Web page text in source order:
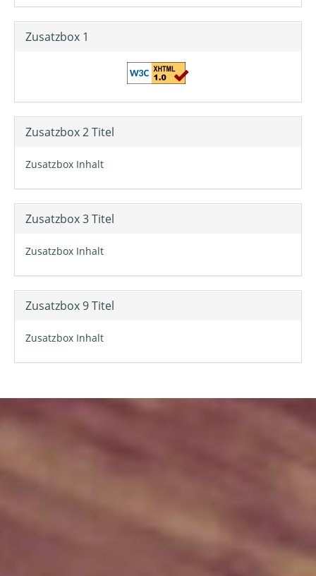
Zusatzbox 1
Zusatzbox 2 Titel
Zusatzbox Inhalt
Zusatzbox 3 Titel
Zusatzbox Inhalt
Zusatzbox 9 Titel
Zusatzbox Inhalt